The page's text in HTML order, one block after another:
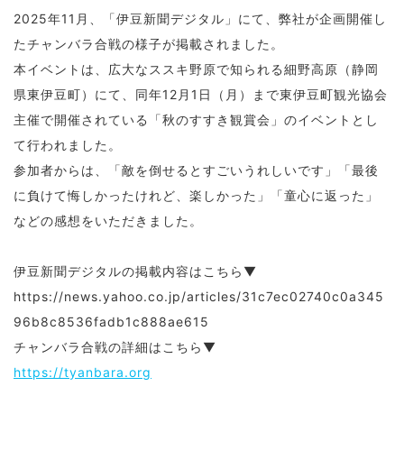
2025年11月、「伊豆新聞デジタル」にて、弊社が企画開催し
たチャンバラ合戦の様子が掲載されました。
本イベントは、広大なススキ野原で知られる細野高原（静岡
県東伊豆町）にて、同年12月1日（月）まで東伊豆町観光協会
主催で開催されている「秋のすすき観賞会」のイベントとし
て行われました。
参加者からは、「敵を倒せるとすごいうれしいです」「最後
に負けて悔しかったけれど、楽しかった」「童心に返った」
などの感想をいただきました。
伊豆新聞デジタルの掲載内容はこちら▼
https://news.yahoo.co.jp/articles/31c7ec02740c0a345
96b8c8536fadb1c888ae615
チャンバラ合戦の詳細はこちら▼
https://tyanbara.org